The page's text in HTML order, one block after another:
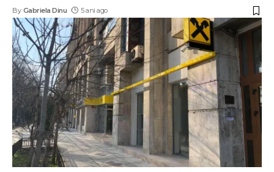
By Gabriela Dinu 5 ani ago